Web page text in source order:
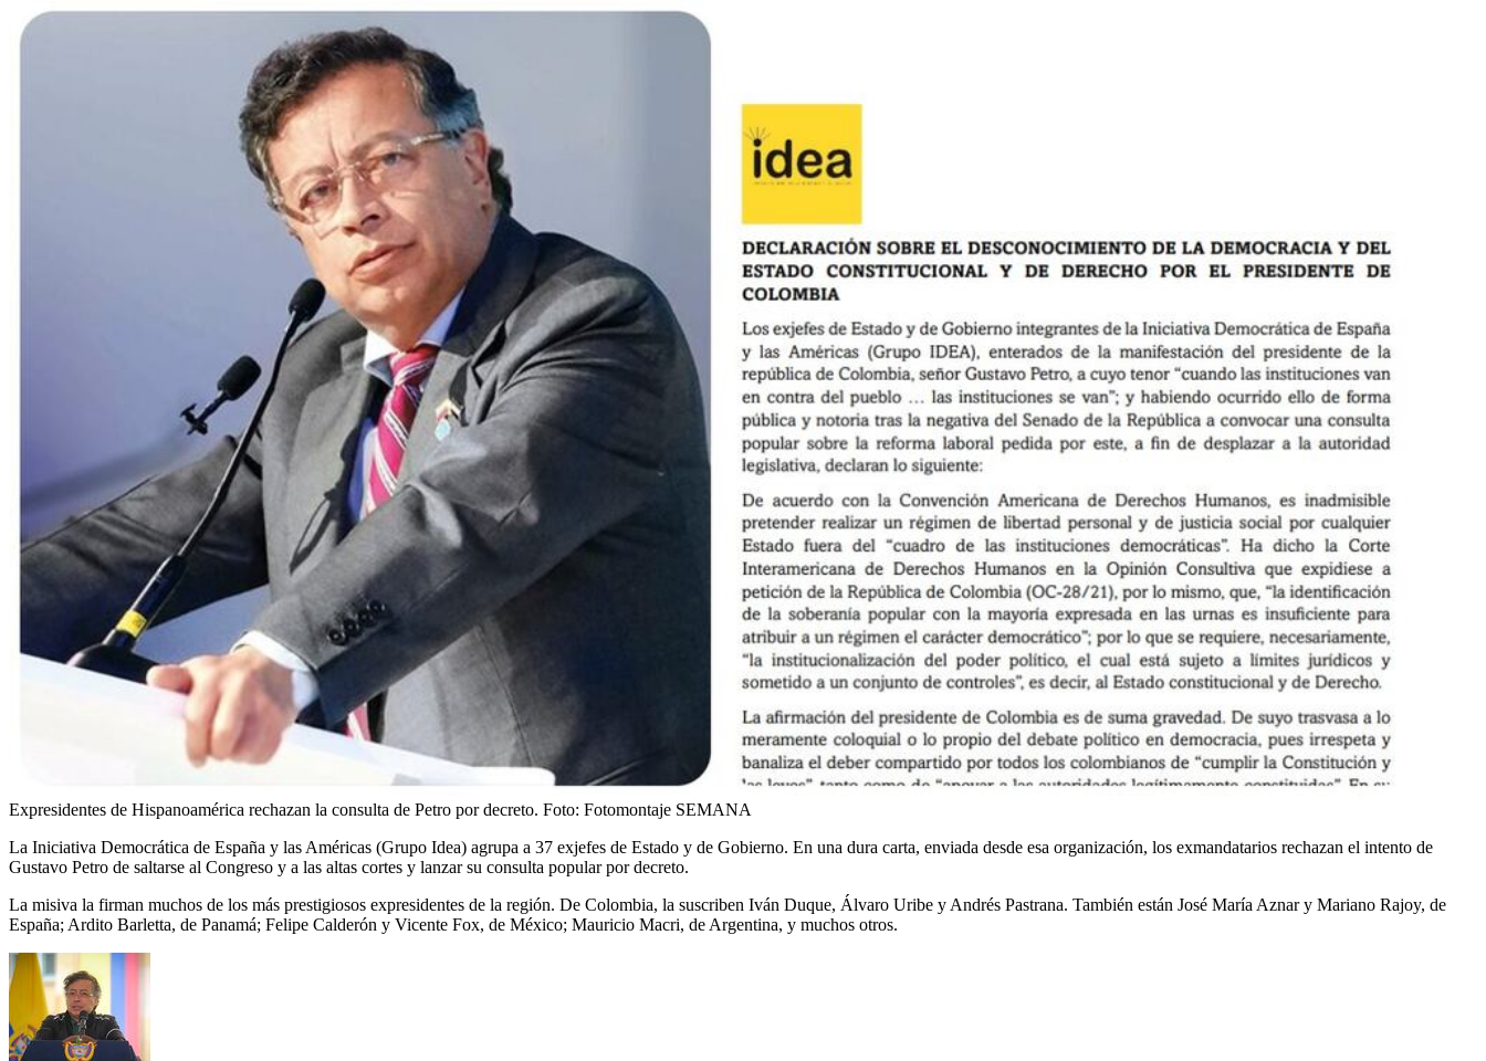
Expresidentes de Hispanoamérica rechazan la consulta de Petro por decreto. Foto: Fotomontaje SEMANA
La Iniciativa Democrática de España y las Américas (Grupo Idea) agrupa a 37 exjefes de Estado y de Gobierno. En una dura carta, enviada desde esa organización, los exmandatarios rechazan el intento de
Gustavo Petro de saltarse al Congreso y a las altas cortes y lanzar su consulta popular por decreto.
La misiva la firman muchos de los más prestigiosos expresidentes de la región. De Colombia, la suscriben Iván Duque, Álvaro Uribe y Andrés Pastrana. También están José María Aznar y Mariano Rajoy, de
España; Ardito Barletta, de Panamá; Felipe Calderón y Vicente Fox, de México; Mauricio Macri, de Argentina, y muchos otros.